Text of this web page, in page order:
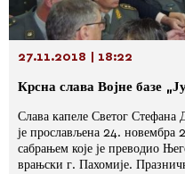
27.11.2018 | 18:22
Крсна слава Војне базе
Слава капеле Светог Стефана
је прослављена 24. новембра
сабрањем које је преводио
врањски г. Пахомије.